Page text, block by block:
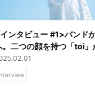
ンタビュー #1>バンド
。二つの顔を持つ「toi」
性の本質に迫る。